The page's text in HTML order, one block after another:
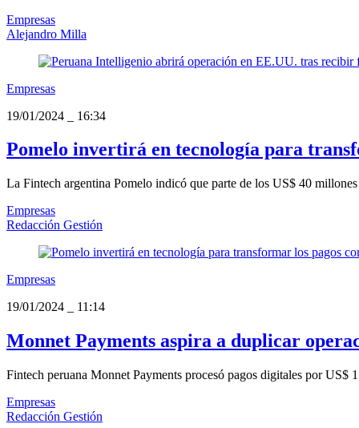
Empresas
Alejandro Milla
Empresas
19/01/2024
16:34
Pomelo invertirá en tecnología para
La Fintech argentina Pomelo indicó que parte de los US$ 40
Empresas
Redacción Gestión
Empresas
19/01/2024
11:14
Monnet Payments aspira a duplicar
Fintech peruana Monnet Payments procesó pagos digitales por
Empresas
Redacción Gestión